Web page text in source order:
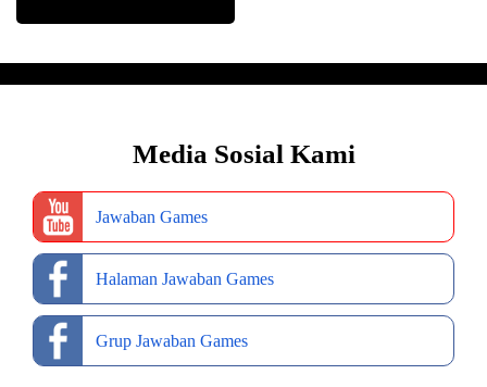
Media Sosial Kami
Jawaban Games
Halaman Jawaban Games
Grup Jawaban Games